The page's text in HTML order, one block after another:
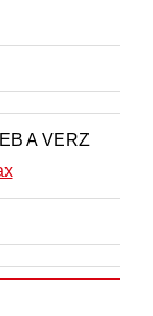
A VERZ